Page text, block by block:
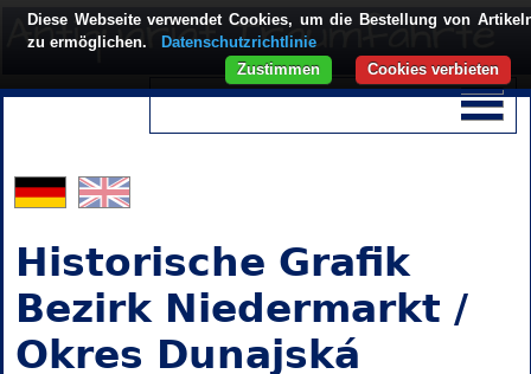
Historische Grafik
Bezirk Niedermarkt /
Okres Dunajská
Diese Webseite verwendet Cookies, um die Bestellung von
zu ermöglichen.
Datenschutzrichtlinie
Cookies verbieten
Zustimmen